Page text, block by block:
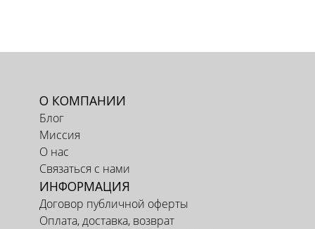
О КОМПАНИИ
Блог
Миссия
О нас
Связаться с нами
ИНФОРМАЦИЯ
Договор публичной оферты
Оплата, доставка, возврат